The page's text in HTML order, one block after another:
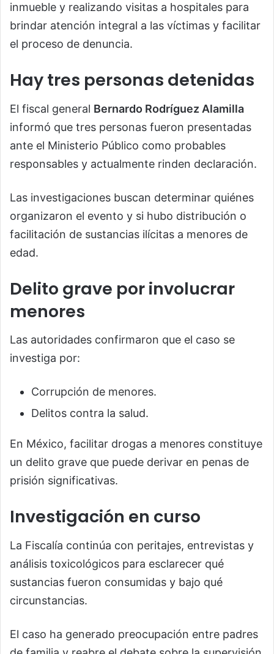
inmueble y realizando visitas a hospitales para
brindar atención integral a las víctimas y facilitar
el proceso de denuncia.
Hay tres personas detenidas
El fiscal general Bernardo Rodríguez Alamilla
informó que tres personas fueron presentadas
ante el Ministerio Público como probables
responsables y actualmente rinden declaración.
Las investigaciones buscan determinar quiénes
organizaron el evento y si hubo distribución o
facilitación de sustancias ilícitas a menores de
edad.
Delito grave por involucrar
menores
Las autoridades confirmaron que el caso se
investiga por:
Corrupción de menores.
Delitos contra la salud.
En México, facilitar drogas a menores constituye
un delito grave que puede derivar en penas de
prisión significativas.
Investigación en curso
La Fiscalía continúa con peritajes, entrevistas y
análisis toxicológicos para esclarecer qué
sustancias fueron consumidas y bajo qué
circunstancias.
El caso ha generado preocupación entre padres